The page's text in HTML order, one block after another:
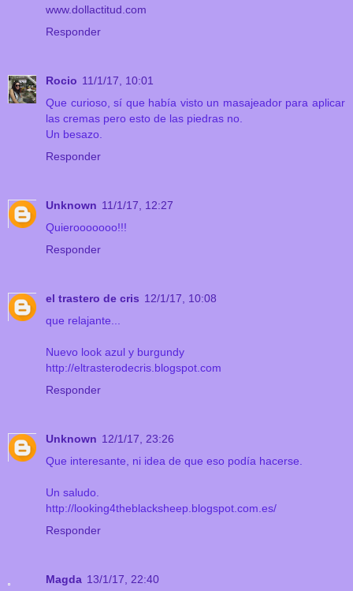
www.dollactitud.com
Responder
Rocio 11/1/17, 10:01
Que curioso, sí que había visto un masajeador para aplicar
las cremas pero esto de las piedras no.
Un besazo.
Responder
Unknown 11/1/17, 12:27
Quierooooooo!!!
Responder
el trastero de cris 12/1/17, 10:08
que relajante...
Nuevo look azul y burgundy
http://eltrasterodecris.blogspot.com
Responder
Unknown 12/1/17, 23:26
Que interesante, ni idea de que eso podía hacerse.
Un saludo.
http://looking4theblacksheep.blogspot.com.es/
Responder
Magda 13/1/17, 22:40